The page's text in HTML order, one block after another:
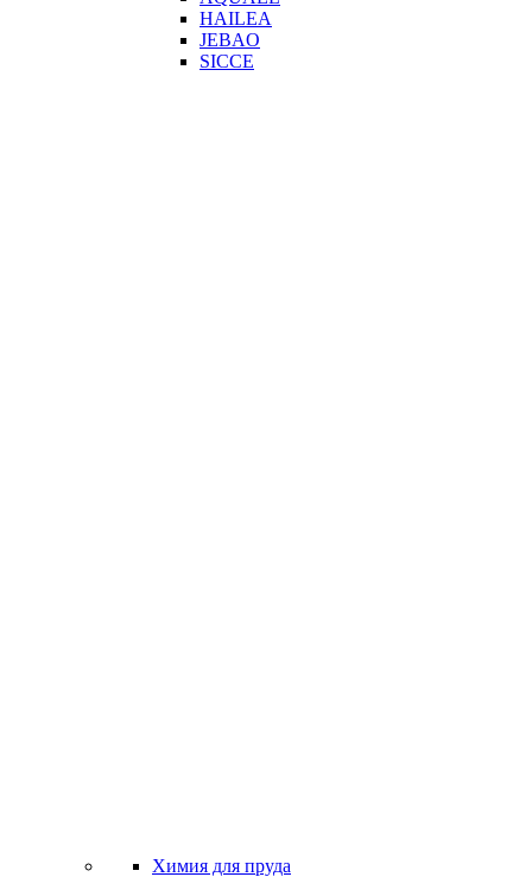
HAILEA
JEBAO
SICCE
Химия для пруда